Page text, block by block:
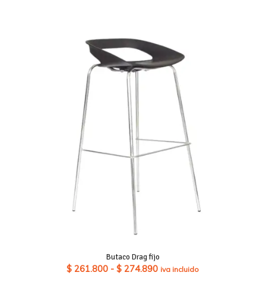
Butaco Drag fijo
$ 261.800 - $ 274.890Rango
iva incluido